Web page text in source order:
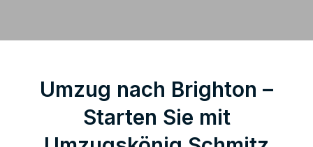
Umzug nach Brighton –
Starten Sie mit